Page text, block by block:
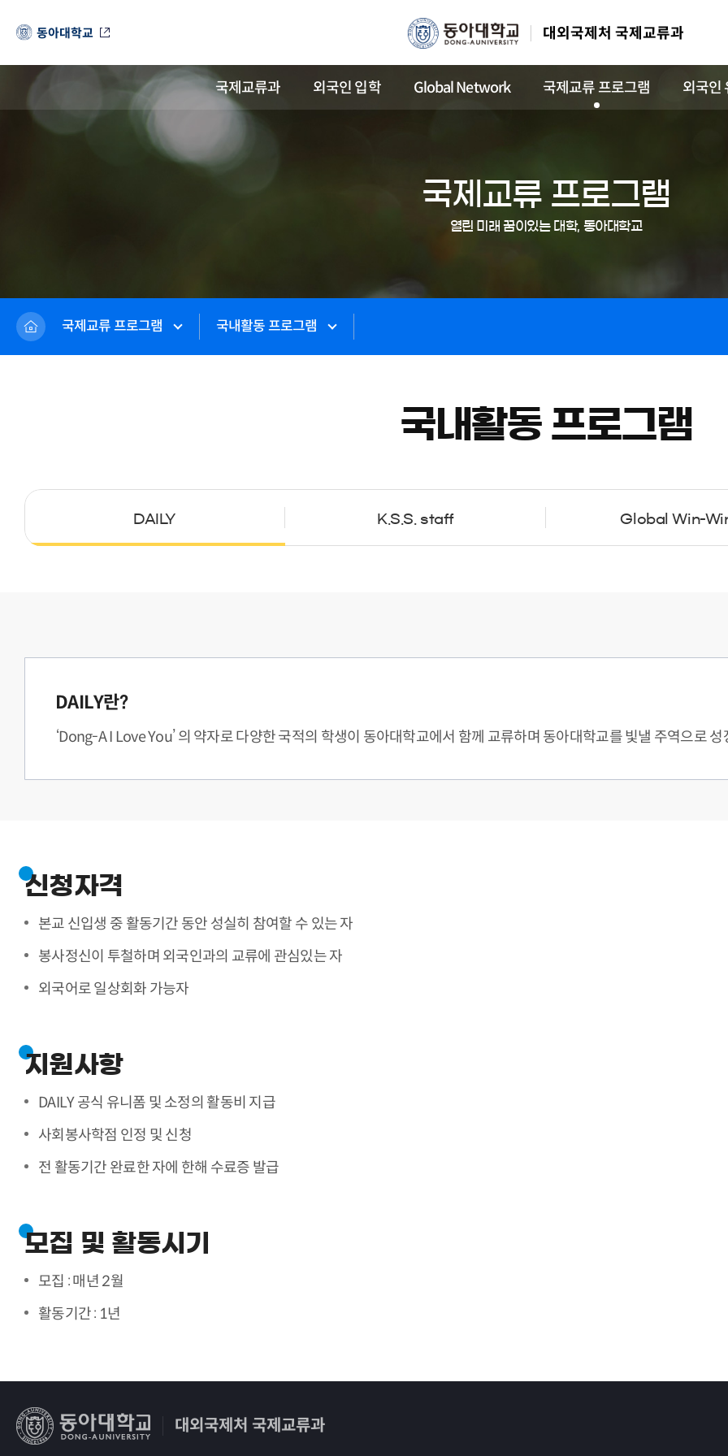
동아대학교 대외국제처 국제교류과
국제교류과 외국인 입학 Global Network 국제교류 프로그램 외국인
국제교류 프로그램
열린 미래 꿈이있는 대학, 동아대학교
국제교류 프로그램 국내활동 프로그램
국내활동 프로그램
DAILY K.S.S. staff Global Win-
DAILY란?
‘Dong-A I Love You’ 의 약자로 다양한 국적의 학생이 동아대학교에서 함께 교류하며 동아대학교를 빛낼 주역으로 성
신청자격
본교 신입생 중 활동기간 동안 성실히 참여할 수 있는 자
봉사정신이 투철하며 외국인과의 교류에 관심있는 자
외국어로 일상회화 가능자
지원사항
DAILY 공식 유니폼 및 소정의 활동비 지급
사회봉사학점 인정 및 신청
전 활동기간 완료한 자에 한해 수료증 발급
모집 및 활동시기
모집 : 매년 2월
활동기간 : 1년
대외국제처 국제교류과